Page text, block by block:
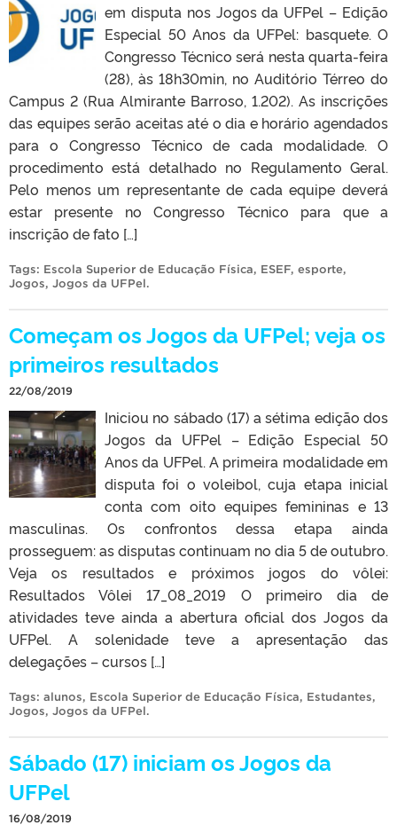
em disputa nos Jogos da UFPel – Edição
Especial 50 Anos da UFPel: basquete. O
Congresso Técnico será nesta quarta-feira
(28), às 18h30min, no Auditório Térreo do
Campus 2 (Rua Almirante Barroso, 1.202). As inscrições
das equipes serão aceitas até o dia e horário agendados
para o Congresso Técnico de cada modalidade. O
procedimento está detalhado no Regulamento Geral.
Pelo menos um representante de cada equipe deverá
estar presente no Congresso Técnico para que a
inscrição de fato […]
Tags: Escola Superior de Educação Física, ESEF, esporte,
Jogos, Jogos da UFPel.
Começam os Jogos da UFPel; veja os
primeiros resultados
22/08/2019
Iniciou no sábado (17) a sétima edição dos
Jogos da UFPel – Edição Especial 50
Anos da UFPel. A primeira modalidade em
disputa foi o voleibol, cuja etapa inicial
conta com oito equipes femininas e 13
masculinas. Os confrontos dessa etapa ainda
prosseguem: as disputas continuam no dia 5 de outubro.
Veja os resultados e próximos jogos do vôlei:
Resultados Vôlei 17_08_2019 O primeiro dia de
atividades teve ainda a abertura oficial dos Jogos da
UFPel. A solenidade teve a apresentação das
delegações – cursos […]
Tags: alunos, Escola Superior de Educação Física, Estudantes,
Jogos, Jogos da UFPel.
Sábado (17) iniciam os Jogos da
UFPel
16/08/2019